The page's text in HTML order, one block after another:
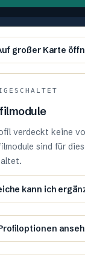
großer Karte
verdeckt keine
sind für
kann ich